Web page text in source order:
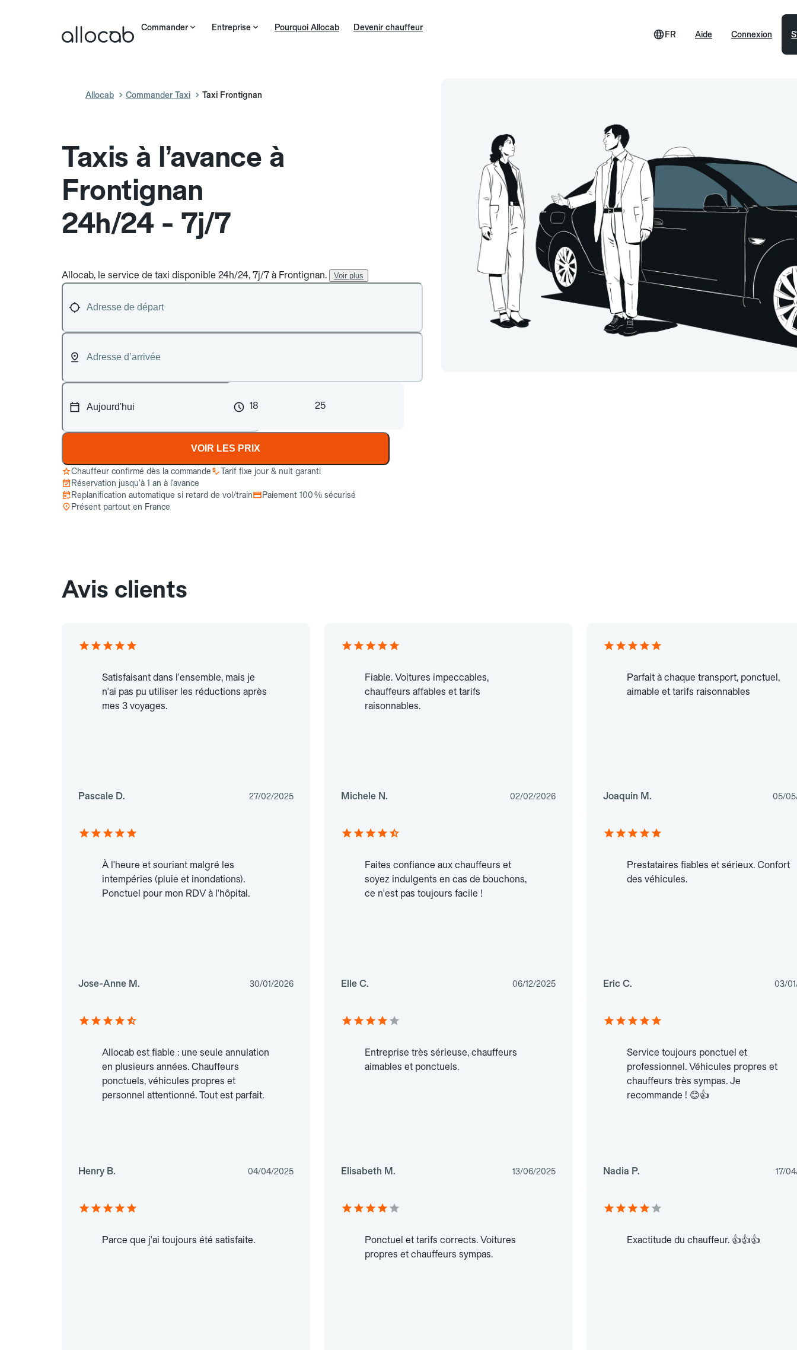
Commander Entreprise Pourquoi Allocab Devenir chauffeur
Aide
FR Connexion
Allocab Commander Taxi Taxi Frontignan
Taxis à l’avance à
Frontignan
24h/24 - 7j/7
Allocab, le service de taxi disponible 24h/24, 7j/7 à Frontignan. Voir plus
18 25
VOIR LES PRIX
Chauffeur confirmé dès la commande
Tarif fixe jour & nuit garanti
Réservation jusqu’à 1 an à l’avance
Replanification automatique si retard de vol/train
Paiement 100 % sécurisé
Présent partout en France
Avis clients
Satisfaisant dans l'ensemble, mais je
n'ai pas pu utiliser les réductions après
mes 3 voyages.
Pascale D. 27/02/2025
Fiable. Voitures impeccables,
chauffeurs affables et tarifs
raisonnables.
Michele N. 02/02/2026
Parfait à chaque transport, ponctuel,
aimable et tarifs raisonnables
Joaquin M. 05/
À l'heure et souriant malgré les
intempéries (pluie et inondations).
Ponctuel pour mon RDV à l'hôpital.
Jose-Anne M. 30/01/2026
Faites confiance aux chauffeurs et
soyez indulgents en cas de bouchons,
ce n'est pas toujours facile !
Elle C. 06/12/2025
Prestataires fiables et sérieux. Confort
des véhicules.
Eric C. 03/
Allocab est fiable : une seule annulation
en plusieurs années. Chauffeurs
ponctuels, véhicules propres et
personnel attentionné. Tout est parfait.
Henry B. 04/04/2025
Entreprise très sérieuse, chauffeurs
aimables et ponctuels.
Elisabeth M. 13/06/2025
Service toujours ponctuel et
professionnel. Véhicules propres et
chauffeurs très sympas. Je
recommande ! 😊👍
Nadia P. 17/
Parce que j'ai toujours été satisfaite.
Ponctuel et tarifs corrects. Voitures
propres et chauffeurs sympas.
Exactitude du chauffeur. 👍👍👍